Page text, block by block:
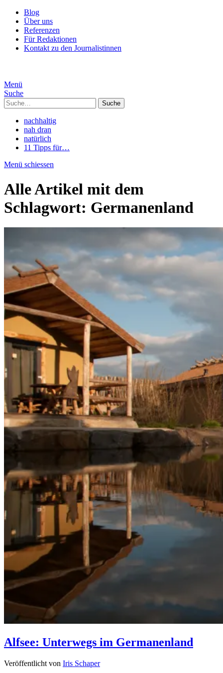
Blog
Über uns
Referenzen
Für Redaktionen
Kontakt zu den Journalistinnen
Menü
Suche
Suche
nachhaltig
nah dran
natürlich
11 Tipps für…
Menü schiessen
Alle Artikel mit dem
Schlagwort: Germanenland
Alfsee: Unterwegs im Germanenland
Veröffentlicht von Iris Schaper